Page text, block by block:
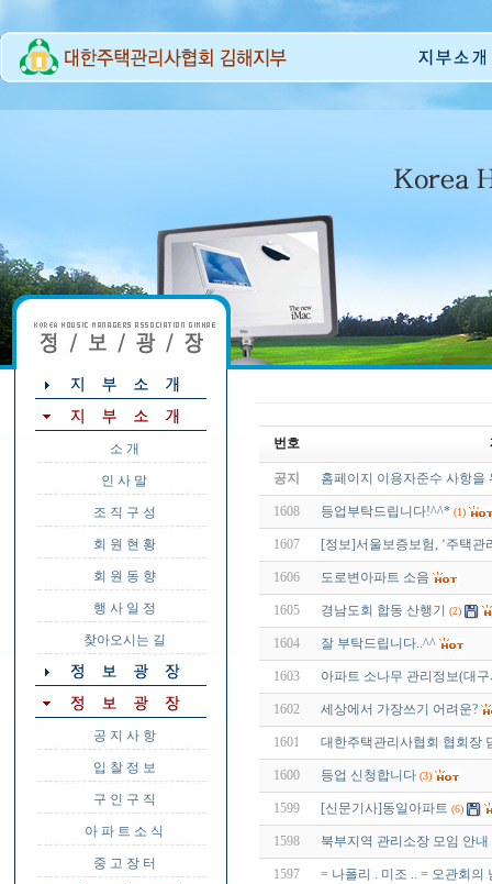
소 개
인 사 말
조 직 구 성
회 원 현 황
회 원 동 향
행 사 일 정
찾아오시는 길
공 지 사 항
입 찰 정 보
구 인 구 직
아 파 트 소 식
중 고 장 터
번호
공지 홈페이지 이용자준수 사항
1608 등업부탁드립니다!^^* (1)
1607 [정보]서울보증보험, ‘주택관
1606 도로변아파트 소음
1605 경남도회 합동 산행기 (2)
1604 잘 부탁드립니다..^^
1603 아파트 소나무 관리정보(대
1602 세상에서 가장쓰기 어려운?
1601 대한주택관리사협회 협회장
1600 등업 신청합니다 (3)
1599 [신문기사]동일아파트 (6)
1598 북부지역 관리소장 모임 안내
1597 = 나폴리 . 미조 .. = 오관회의